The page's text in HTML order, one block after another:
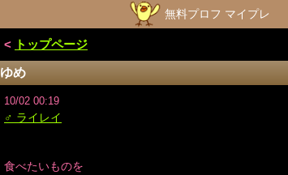
無料プロフ マイプレ
< トップページ
ゆめ
10/02 00:19
♂ ライレイ
食べたいものを